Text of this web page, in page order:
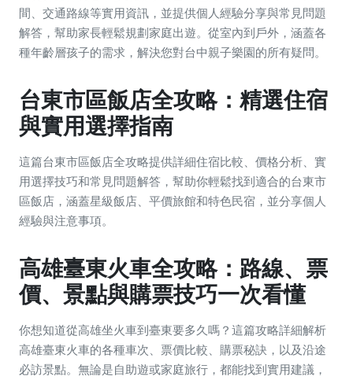
間、交通路線等實用資訊，並提供個人經驗分享與常見問題
解答，幫助家長輕鬆規劃家庭出遊。從室內到戶外，涵蓋各
種年齡層孩子的需求，解決您對台中親子樂園的所有疑問。
台東市區飯店全攻略：精選住宿
與實用選擇指南
這篇台東市區飯店全攻略提供詳細住宿比較、價格分析、實
用選擇技巧和常見問題解答，幫助你輕鬆找到適合的台東市
區飯店，涵蓋星級飯店、平價旅館和特色民宿，並分享個人
經驗與注意事項。
高雄臺東火車全攻略：路線、票
價、景點與購票技巧一次看懂
你想知道從高雄坐火車到臺東要多久嗎？這篇攻略詳細解析
高雄臺東火車的各種車次、票價比較、購票秘訣，以及沿途
必訪景點。無論是自助遊或家庭旅行，都能找到實用建議，